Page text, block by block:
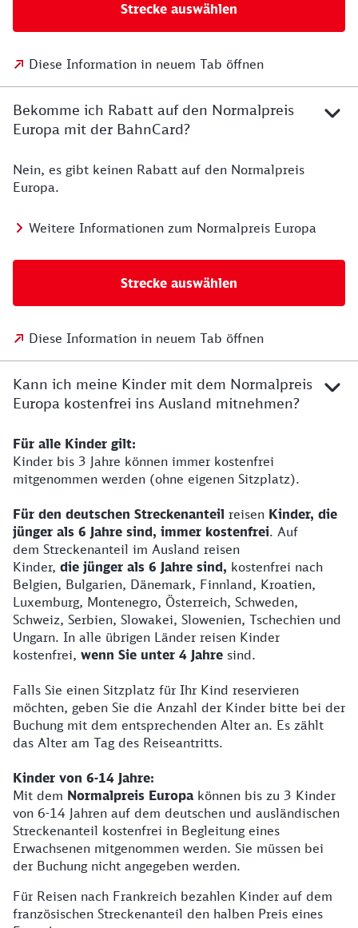
Strecke auswählen
Diese Information in neuem Tab öffnen
Bekomme ich Rabatt auf den Normalpreis
Europa mit der BahnCard?
Nein, es gibt keinen Rabatt auf den Normalpreis
Europa.
Weitere Informationen zum Normalpreis Europa
Strecke auswählen
Diese Information in neuem Tab öffnen
Kann ich meine Kinder mit dem Normalpreis
Europa kostenfrei ins Ausland mitnehmen?
Für alle Kinder gilt:
Kinder bis 3 Jahre können immer kostenfrei
mitgenommen werden (ohne eigenen Sitzplatz).
Für den deutschen Streckenanteil reisen Kinder, die
jünger als 6 Jahre sind, immer kostenfrei. Auf
dem Streckenanteil im Ausland reisen
Kinder, die jünger als 6 Jahre sind, kostenfrei nach
Belgien, Bulgarien, Dänemark, Finnland, Kroatien,
Luxemburg, Montenegro, Österreich, Schweden,
Schweiz, Serbien, Slowakei, Slowenien, Tschechien und
Ungarn. In alle übrigen Länder reisen Kinder
kostenfrei, wenn Sie unter 4 Jahre sind.
Falls Sie einen Sitzplatz für Ihr Kind reservieren
möchten, geben Sie die Anzahl der Kinder bitte bei der
Buchung mit dem entsprechenden Alter an. Es zählt
das Alter am Tag des Reiseantritts.
Kinder von 6-14 Jahre:
Mit dem Normalpreis Europa können bis zu 3 Kinder
von 6-14 Jahren auf dem deutschen und ausländischen
Streckenanteil kostenfrei in Begleitung eines
Erwachsenen mitgenommen werden. Sie müssen bei
der Buchung nicht angegeben werden.
Für Reisen nach Frankreich bezahlen Kinder auf dem
französischen Streckenanteil den halben Preis eines